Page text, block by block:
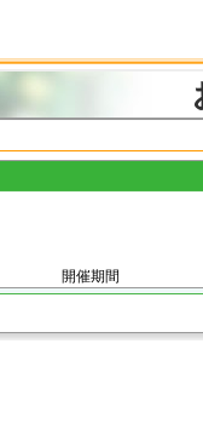
開催期間